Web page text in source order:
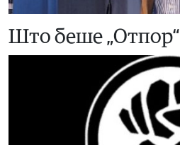
Што беше „Отпор“